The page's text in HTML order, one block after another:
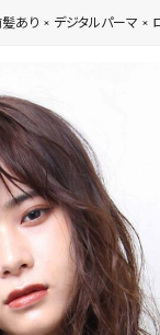
あり × デジタルパーマ ×